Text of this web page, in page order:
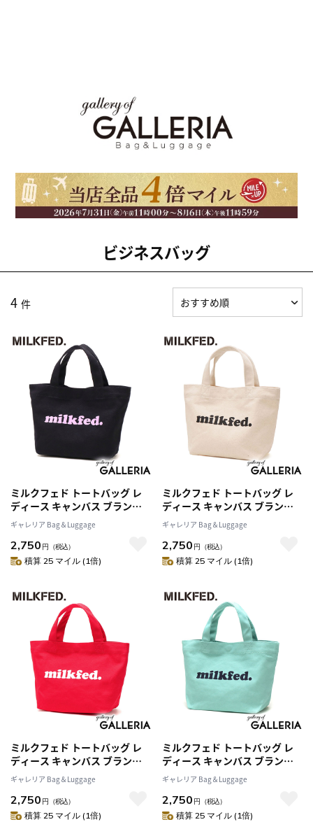
ビジネスバッグ
4 件
ミルクフェド トートバッグ レ
ディース キャンバス ブランド
MILKFED. 小さめ 軽量 軽い マ
チ 横 横型 ミニ ミニトート お弁
当バッグ 可愛い かわいい おし
ゃれ カジュアル OUI MINI
ギャレリア Bag＆Luggage
2,750 円 （税込）
積算 25 マイル (1倍)
ミルクフェド トートバッグ レ
ディース キャンバス ブランド
MILKFED. 小さめ 軽量 軽い マ
チ 横 横型 ミニ ミニトート お弁
当バッグ 可愛い かわいい おし
ゃれ カジュアル OUI MINI
ギャレリア Bag＆Luggage
2,750 円 （税込）
積算 25 マイル (1倍)
ミルクフェド トートバッグ レ
ディース キャンバス ブランド
MILKFED. 小さめ 軽量 軽い マ
チ 横 横型 ミニ ミニトート お弁
当バッグ 可愛い かわいい おし
ゃれ カジュアル OUI MINI
ギャレリア Bag＆Luggage
2,750 円 （税込）
積算 25 マイル (1倍)
ミルクフェド トートバッグ レ
ディース キャンバス ブランド
MILKFED. 小さめ 軽量 軽い マ
チ 横 横型 ミニ ミニトート お弁
当バッグ 可愛い かわいい おし
ゃれ カジュアル OUI MINI
ギャレリア Bag＆Luggage
2,750 円 （税込）
積算 25 マイル (1倍)